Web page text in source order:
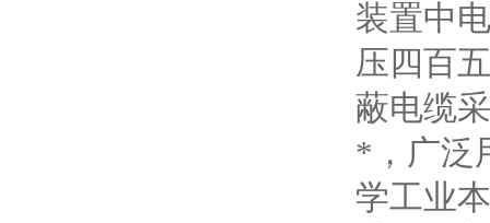
装置中
压四百
蔽电缆
*，广泛
学工业